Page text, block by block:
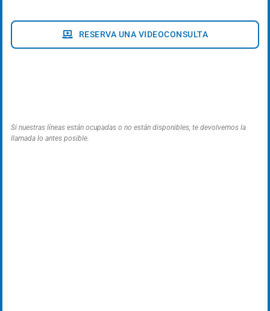
RESERVA UNA VIDEOCONSULTA
Si nuestras líneas están ocupadas o no están disponibles, te devolvemos la
llamada lo antes posible.